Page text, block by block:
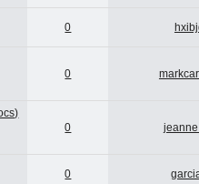
0
0
0 jeanne
0